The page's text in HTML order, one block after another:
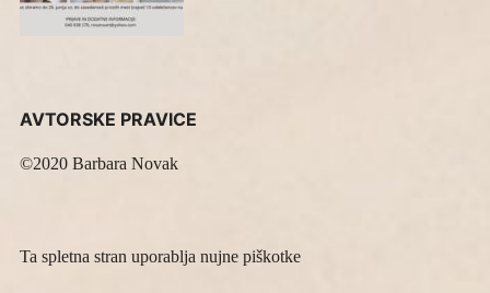
AVTORSKE PRAVICE
©2020 Barbara Novak
Ta spletna stran uporablja nujne piškotke